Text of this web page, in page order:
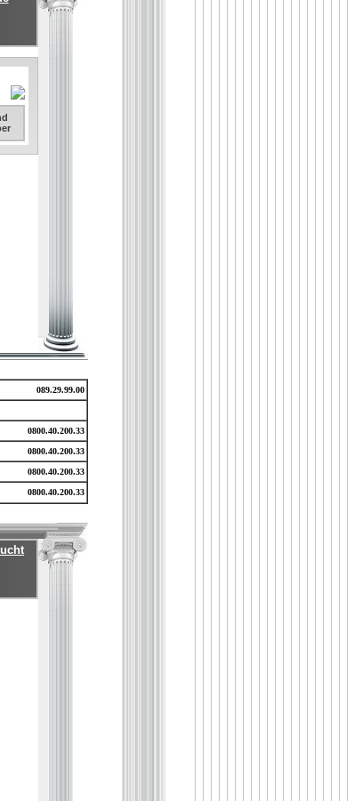
089.29.99.00
0800.40.200.33
0800.40.200.33
0800.40.200.33
0800.40.200.33